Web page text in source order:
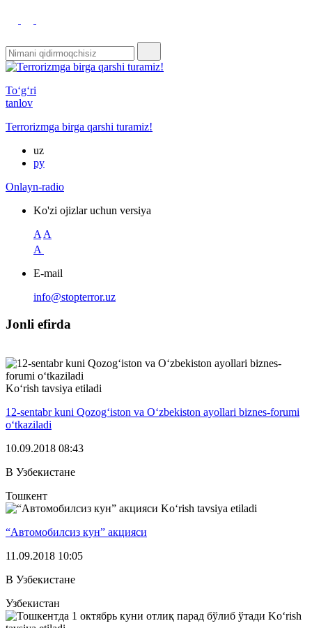
To‘g‘ri
tanlov
Terrorizmga birga qarshi turamiz!
uz
ру
Onlayn-radio
Ko'zi ojizlar uchun versiya
A A
A
E-mail
info@stopterror.uz
Jonli efirda
Ko‘rish tavsiya etiladi
12-sentabr kuni Qozog‘iston va O‘zbekiston ayollari biznes-forumi
o‘tkaziladi
10.09.2018 08:43
В Узбекистане
Тошкент
Ko‘rish tavsiya etiladi
“Автомобилсиз кун” акцияси
11.09.2018 10:05
В Узбекистане
Узбекистан
Ko‘rish